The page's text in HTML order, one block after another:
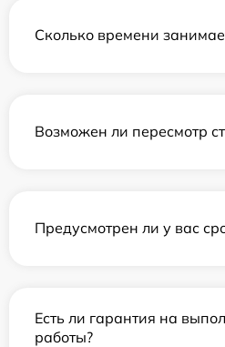
Сколько времени
Возможен ли пересмотр
Предусмотрен ли у вас
Есть ли гарантия на
работы?